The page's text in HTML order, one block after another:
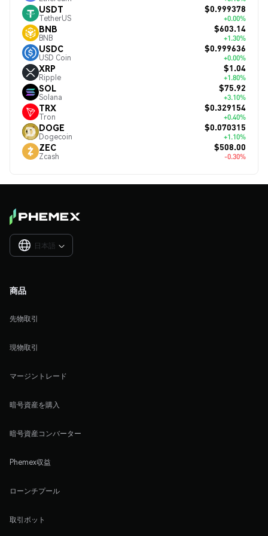
USDT
TetherUS
$0.999378
+0.00%
BNB
BNB
$603.14
+1.30%
USDC
USD Coin
$0.999636
+0.00%
XRP
Ripple
$1.04
+1.80%
SOL
Solana
$75.92
+3.10%
TRX
Tron
$0.329154
+0.40%
DOGE
Dogecoin
$0.070315
+1.10%
ZEC
Zcash
$508.00
-0.30%
日本語 
商品
先物取引
現物取引
マージントレード
暗号資産を購入
暗号資産コンバーター
Phemex収益
ローンチプール
取引ボット